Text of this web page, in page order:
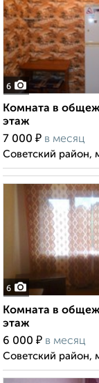
6
Комната в
этаж
7 000 ₽ в месяц
Советский район,
6
Комната в
этаж
6 000 ₽ в месяц
Советский район,